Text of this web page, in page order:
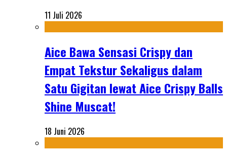
11 Juli 2026
Aice Bawa Sensasi Crispy dan
Empat Tekstur Sekaligus dalam
Satu Gigitan lewat Aice Crispy Balls
Shine Muscat!
18 Juni 2026